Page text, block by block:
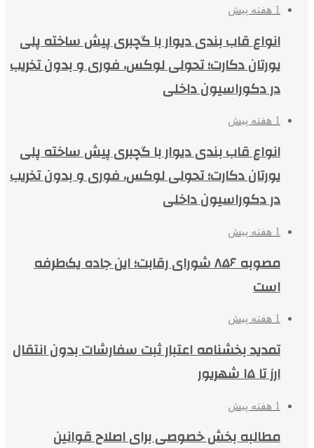
1 هفته پیش
انواع قاب بندی دیوار با گچبری پیش ساخته پلی
یورتان دکارت؛ تحولی لوکس، فوری و بدون تخریب
در دکوراسیون داخلی
1 هفته پیش
انواع قاب بندی دیوار با گچبری پیش ساخته پلی
یورتان دکارت؛ تحولی لوکس، فوری و بدون تخریب
در دکوراسیون داخلی
1 هفته پیش
مصوبه ۸۵۶ شورای رقابت؛ این جاده یک‌طرفه
است
1 هفته پیش
تمدید بخشنامه اعتبار ثبت سفارشات بدون انتقال
ارز تا ۱۵ شهریور
1 هفته پیش
مطالبه بخش خصوصی برای اصلاح قوانین